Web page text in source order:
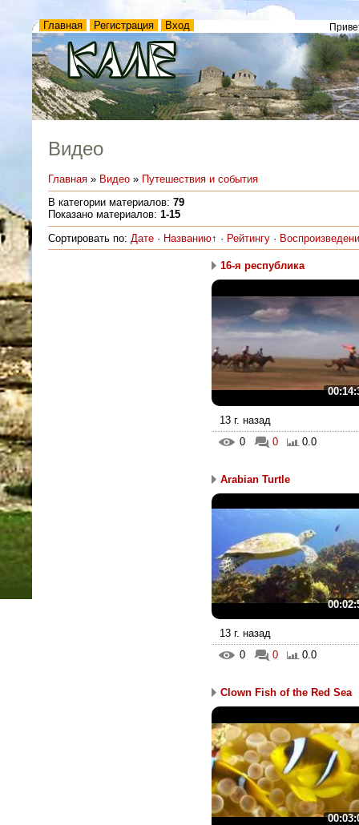
Главная Регистрация Вход
Видео
Главная » Видео » Путешествия и события
В категории материалов: 79
Показано материалов: 1-15
Сортировать по: Дате · Названию↑ · Рейтингу ·
16-я республика
13 г. назад
0
0 0.0
Arabian Turtle
13 г. назад
0
0 0.0
Clown Fish of the Red Sea